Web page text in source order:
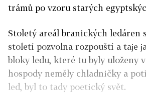
trámů po vzoru starých
Stoletý areál branických ledáren
století pozvolna rozpouští a taje
bloky ledu, které tu byly uloženy
hospody neměly chladničky a
led, byl to tady poetický svět.